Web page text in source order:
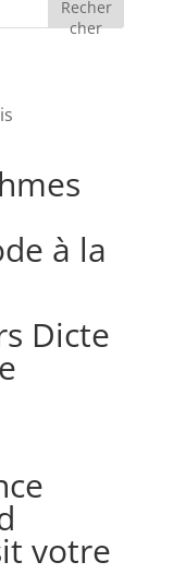
Recher
cher
à la
Dicte
votre